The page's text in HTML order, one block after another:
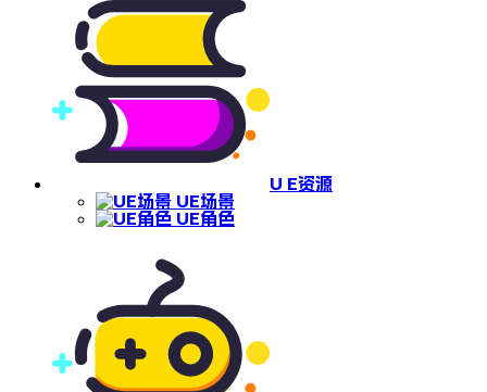
U E资源
UE场景
UE角色